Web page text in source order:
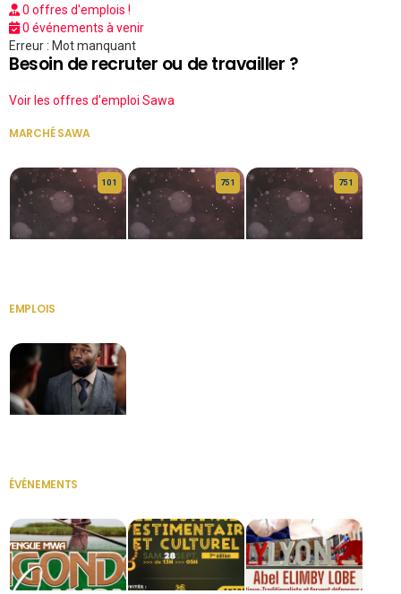
0 offres d'emplois !
0 événements à venir
Erreur : Mot manquant
Besoin de recruter ou de travailler ?
Voir les offres d'emploi Sawa
MARCHÉ SAWA
10 1 75 1 75 1
EMPLOIS
ÉVÉNEMENTS